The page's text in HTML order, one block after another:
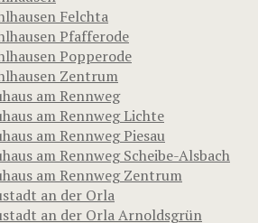
Felchta
Pfafferode
Popperode
Zentrum
am Rennweg
am Rennweg Lichte
am Rennweg Piesau
am Rennweg Scheibe-Alsbach
am Rennweg Zentrum
an der Orla
an der Orla Arnoldsgrün